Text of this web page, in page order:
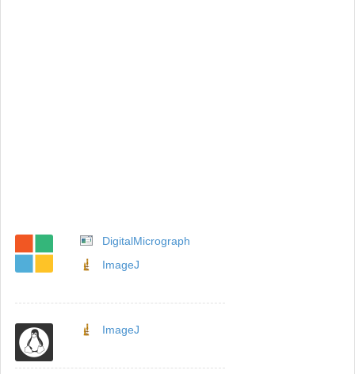
DigitalMicrograph
ImageJ
ImageJ